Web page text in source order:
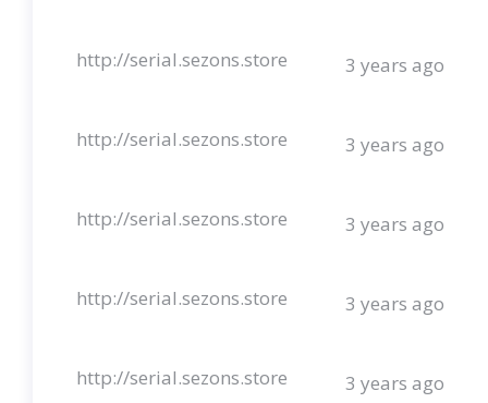
http://serial.sezons.store 3 years ago
http://serial.sezons.store 3 years ago
http://serial.sezons.store 3 years ago
http://serial.sezons.store 3 years ago
http://serial.sezons.store 3 years ago